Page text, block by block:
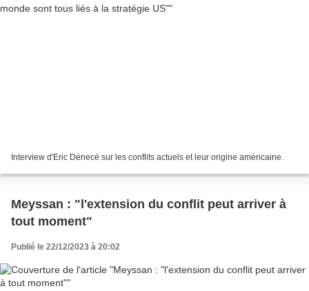
Interview d'Eric Dénecé sur les conflits actuels et leur origine américaine.
Meyssan : "l'extension du conflit peut arriver à
tout moment"
Publié le 22/12/2023 à 20:02